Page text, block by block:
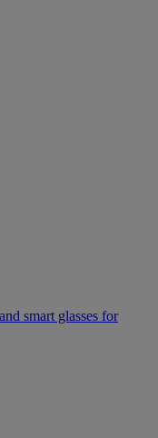
smart glasses for